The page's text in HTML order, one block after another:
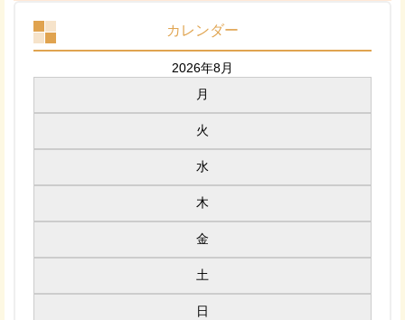
カレンダー
2026年8月
月
火
水
木
金
土
日